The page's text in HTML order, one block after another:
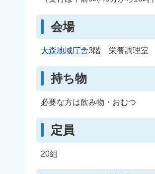
会場
大森地域庁舎3階 栄養調理室
持ち物
必要な方は飲み物・おむつ
定員
20組